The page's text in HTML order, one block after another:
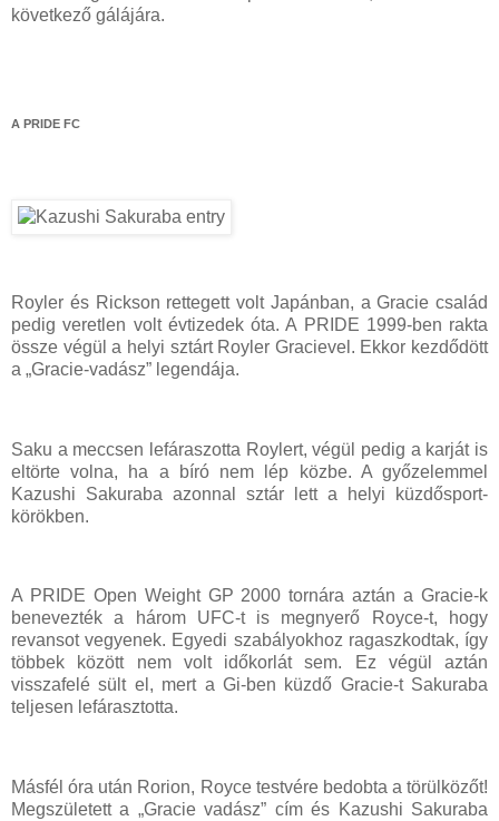
következő gálájára.
A PRIDE FC
Royler és Rickson rettegett volt Japánban, a Gracie család
pedig veretlen volt évtizedek óta. A PRIDE 1999-ben rakta
össze végül a helyi sztárt Royler Gracievel. Ekkor kezdődött
a „Gracie-vadász” legendája.
Saku a meccsen lefáraszotta Roylert, végül pedig a karját is
eltörte volna, ha a bíró nem lép közbe. A győzelemmel
Kazushi Sakuraba azonnal sztár lett a helyi küzdősport-
körökben.
A PRIDE Open Weight GP 2000 tornára aztán a Gracie-k
benevezték a három UFC-t is megnyerő Royce-t, hogy
revansot vegyenek. Egyedi szabályokhoz ragaszkodtak, így
többek között nem volt időkorlát sem. Ez végül aztán
visszafelé sült el, mert a Gi-ben küzdő Gracie-t Sakuraba
teljesen lefárasztotta.
Másfél óra után Rorion, Royce testvére bedobta a törülközőt!
Megszületett a „Gracie vadász” cím és Kazushi Sakuraba